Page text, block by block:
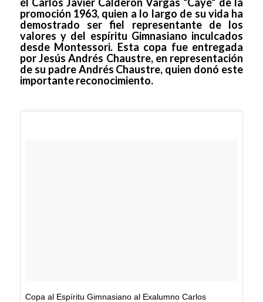
promoción 1963, quien a lo largo de su vida ha
demostrado ser fiel representante de los
valores y del espíritu Gimnasiano inculcados
desde Montessori. Esta copa fue entregada
por Jesús Andrés Chaustre, en representación
de su padre Andrés Chaustre, quien donó este
importante reconocimiento.
Copa al Espíritu Gimnasiano al Exalumno Carlos